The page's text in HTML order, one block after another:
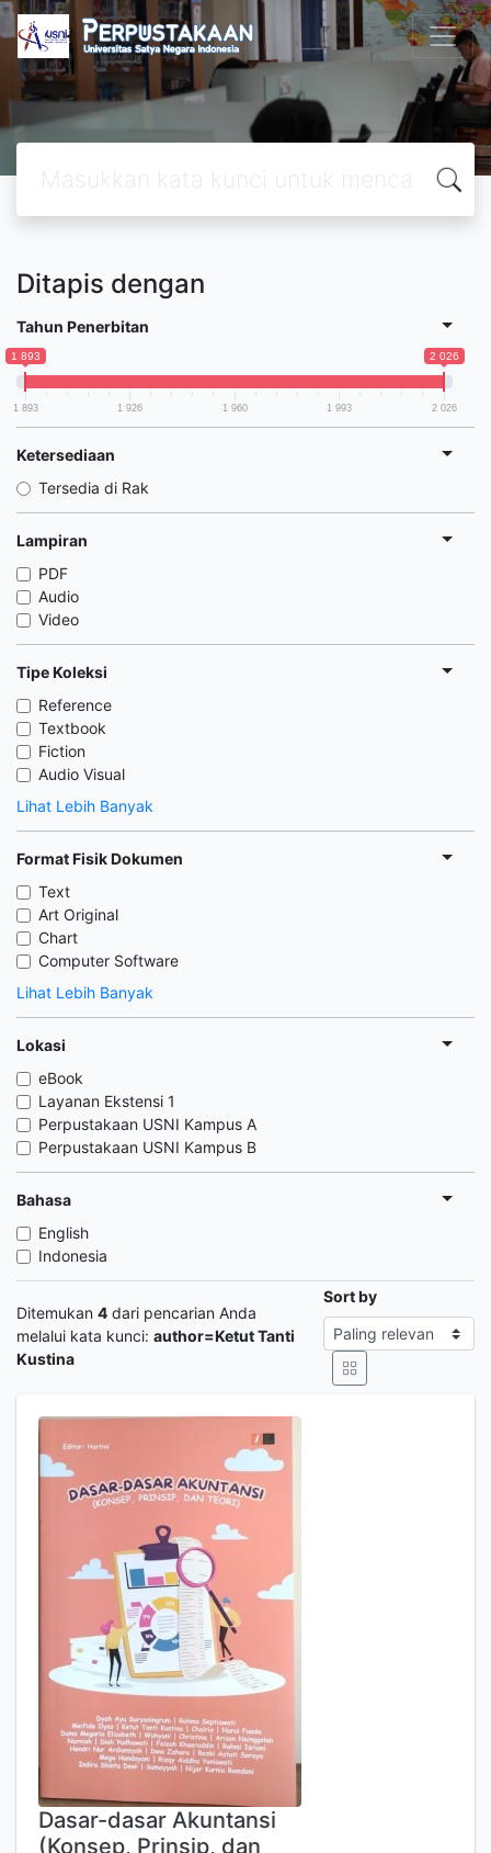
Ditapis dengan
Tahun Penerbitan
1 893 2 026
1 893 1 926 1 960 1 993 2 026
Ketersediaan
Tersedia di Rak
Lampiran
PDF
Audio
Video
Tipe Koleksi
Reference
Textbook
Fiction
Audio Visual
Lihat Lebih Banyak
Format Fisik Dokumen
Text
Art Original
Chart
Computer Software
Lihat Lebih Banyak
Lokasi
eBook
Layanan Ekstensi 1
Perpustakaan USNI Kampus A
Perpustakaan USNI Kampus B
Bahasa
English
Indonesia
Ditemukan 4 dari pencarian Anda
melalui kata kunci: author=Ketut Tanti
Kustina
Sort by
Dasar-dasar Akuntansi
(Konsep, Prinsip, dan